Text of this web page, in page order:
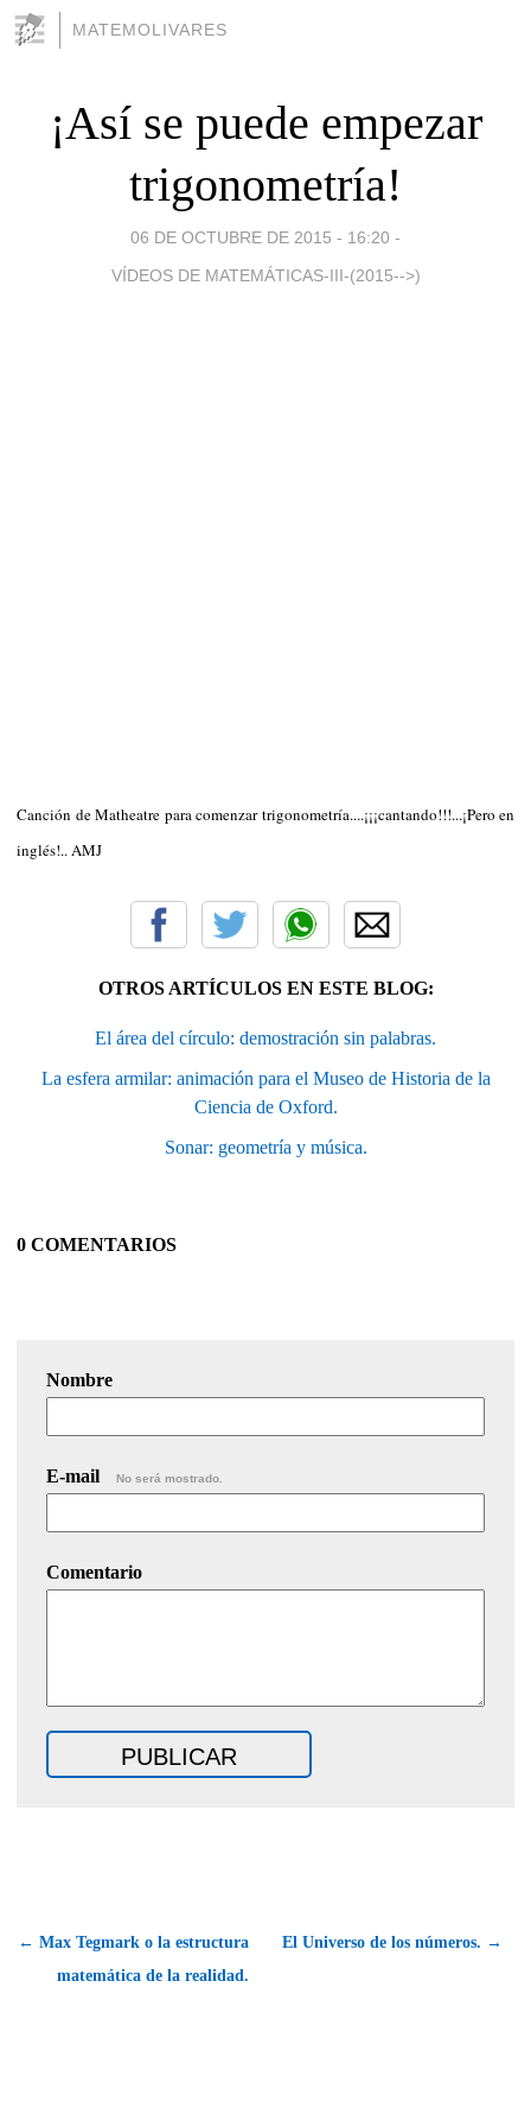
MATEMOLIVARES
¡Así se puede empezar
trigonometría!
06 DE OCTUBRE DE 2015 - 16:20 -
VÍDEOS DE MATEMÁTICAS-III-(2015-->)
Canción de Matheatre para comenzar trigonometría....¡¡¡cantando!!!...¡Pero en
inglés!.. AMJ
OTROS ARTÍCULOS EN ESTE BLOG:
El área del círculo: demostración sin palabras.
La esfera armilar: animación para el Museo de Historia de la
Ciencia de Oxford.
Sonar: geometría y música.
0 COMENTARIOS
Nombre
E-mail No será mostrado.
Comentario
← Max Tegmark o la estructura
matemática de la realidad.
El Universo de los números. →